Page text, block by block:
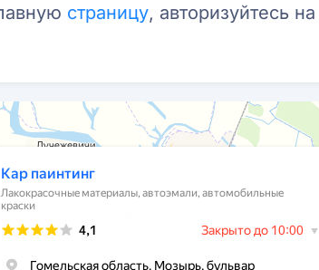
страницу, авторизуйтесь